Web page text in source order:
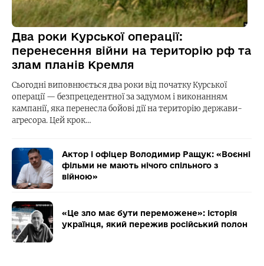
Два роки Курської операції:
перенесення війни на територію рф та
злам планів Кремля
Сьогодні виповнюється два роки від початку Курської
операції — безпрецедентної за задумом і виконанням
кампанії, яка перенесла бойові дії на територію держави-
агресора. Цей крок…
Актор і офіцер Володимир Ращук: «Воєнні
фільми не мають нічого спільного з
війною»
«Це зло має бути переможене»: історія
українця, який пережив російський полон